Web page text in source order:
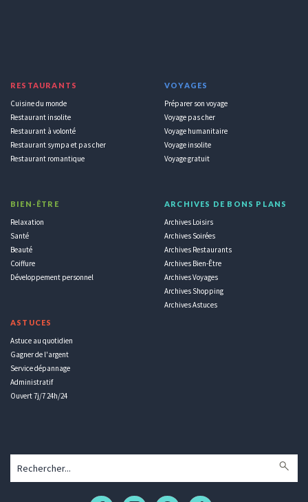
RESTAURANTS
Cuisine du monde
Restaurant insolite
Restaurant à volonté
Restaurant sympa et pas cher
Restaurant romantique
BIEN-ÊTRE
Relaxation
Santé
Beauté
Coiffure
Développement personnel
ASTUCES
Astuce au quotidien
Gagner de l'argent
Service dépannage
Administratif
Ouvert 7j/7 24h/24
VOYAGES
Préparer son voyage
Voyage pas cher
Voyage humanitaire
Voyage insolite
Voyage gratuit
ARCHIVES DE BONS PLANS
Archives Loisirs
Archives Soirées
Archives Restaurants
Archives Bien-Être
Archives Voyages
Archives Shopping
Archives Astuces